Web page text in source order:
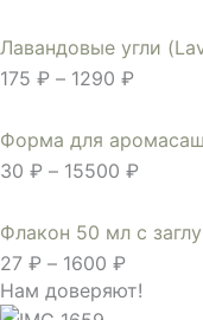
Лавандовые угли
175 ₽ – 1290 ₽
Форма для
30 ₽ – 15500 ₽
Флакон 50 мл с
27 ₽ – 1600 ₽
Нам доверяют!